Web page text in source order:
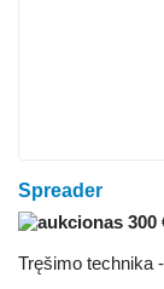
Spreader
300
Tręšimo technika